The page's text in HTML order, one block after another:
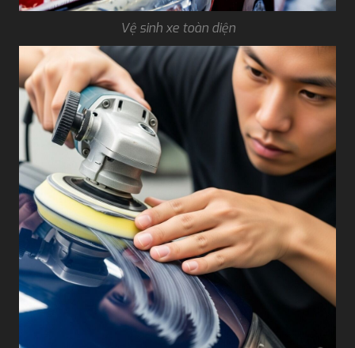
Vệ sinh xe toàn diện